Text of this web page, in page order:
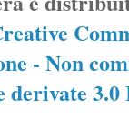
- Non
derivate